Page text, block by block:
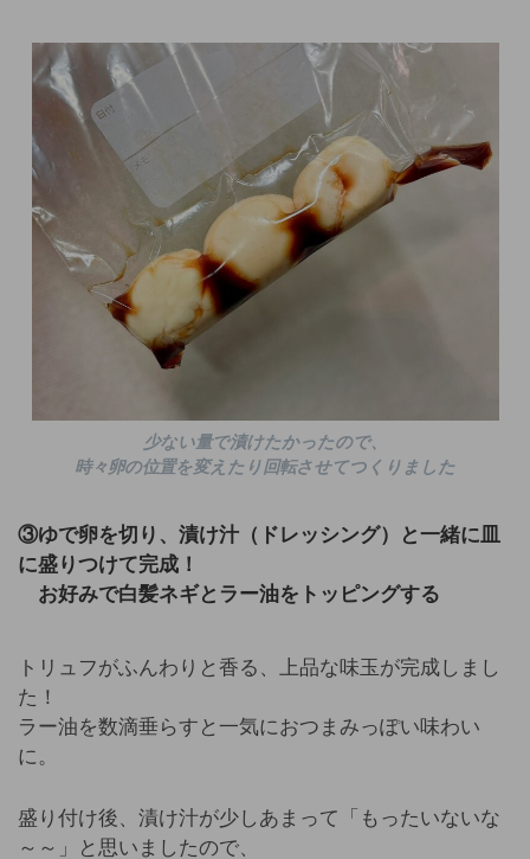
少ない量で漬けたかったので、
時々卵の位置を変えたり回転させてつくりました
③ゆで卵を切り、漬け汁（ドレッシング）と一緒に皿
に盛りつけて完成！
お好みで白髪ネギとラー油をトッピングする
トリュフがふんわりと香る、上品な味玉が完成しまし
た！
ラー油を数滴垂らすと一気におつまみっぽい味わい
に。
盛り付け後、漬け汁が少しあまって「もったいないな
～～」と思いましたので、